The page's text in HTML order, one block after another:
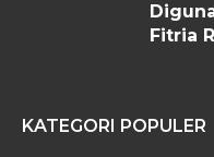
Fitria
KATEGORI POPULER